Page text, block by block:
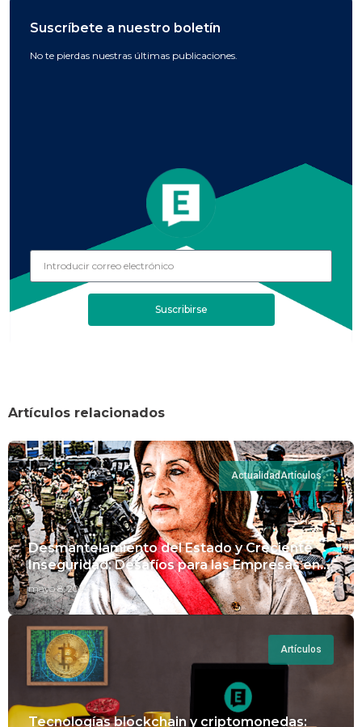
Suscríbete a nuestro boletín
No te pierdas nuestras últimas publicaciones.
Suscribirse
Artículos relacionados
ActualidadArtículos
Desmantelamiento del Estado y Creciente
Inseguridad: Desafíos para las Empresas en
Perú.
mayo 8, 2024
Artículos
Tecnologías blockchain y criptomonedas: